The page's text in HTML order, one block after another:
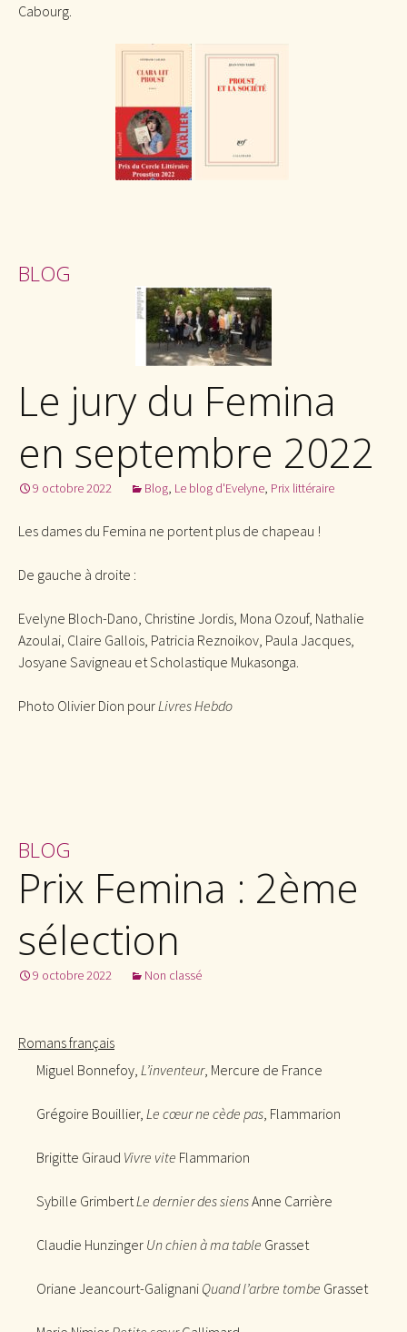
Cabourg.
BLOG
Le jury du Femina
en septembre 2022
9 octobre 2022 Blog, Le blog d'Evelyne, Prix littéraire
Les dames du Femina ne portent plus de chapeau !
De gauche à droite :
Evelyne Bloch-Dano, Christine Jordis, Mona Ozouf, Nathalie
Azoulai, Claire Gallois, Patricia Reznoikov, Paula Jacques,
Josyane Savigneau et Scholastique Mukasonga.
Photo Olivier Dion pourLivres Hebdo
BLOG
Prix Femina : 2ème
sélection
9 octobre 2022 Non classé
Romans français
Miguel Bonnefoy, L’inventeur, Mercure de France
Grégoire Bouillier, Le cœur ne cède pas, Flammarion
Brigitte Giraud Vivre vite Flammarion
Sybille GrimbertLe dernier des siensAnne Carrière
Claudie Hunzinger Un chien à ma table Grasset
Oriane Jeancourt-Galignani Quand l’arbre tombe Grasset